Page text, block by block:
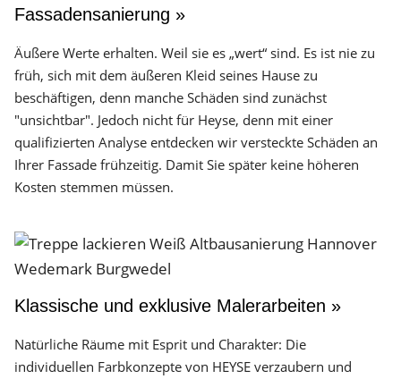
Fassadensanierung »
Äußere Werte erhalten. Weil sie es „wert“ sind. Es ist nie zu
früh, sich mit dem äußeren Kleid seines Hause zu
beschäftigen, denn manche Schäden sind zunächst
"unsichtbar". Jedoch nicht für Heyse, denn mit einer
qualifizierten Analyse entdecken wir versteckte Schäden an
Ihrer Fassade frühzeitig. Damit Sie später keine höheren
Kosten stemmen müssen.
Klassische und exklusive Malerarbeiten »
Natürliche Räume mit Esprit und Charakter: Die
individuellen Farbkonzepte von HEYSE verzaubern und